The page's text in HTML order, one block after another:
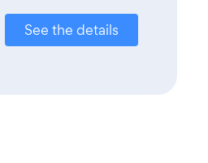
See the details